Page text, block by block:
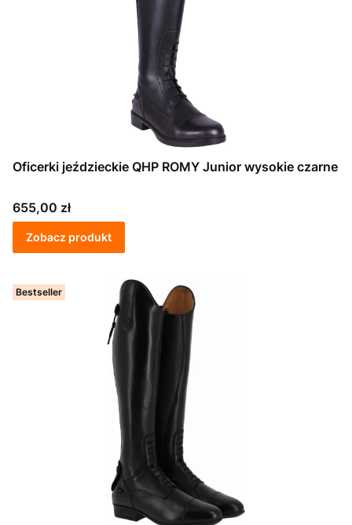
Oficerki jeździeckie QHP ROMY Junior wysokie czarne
Cena
655,00 zł
Zobacz produkt
Bestseller